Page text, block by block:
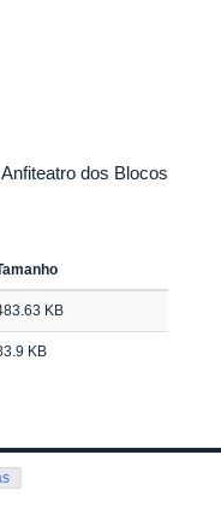
dos Blocos
KB
KB